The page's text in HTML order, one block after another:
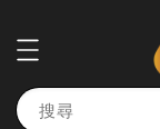
搜尋